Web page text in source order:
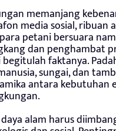
memanjang
media sosial, ribuan
petani bersuara
dan penghambat
faktanya.
sungai, dan
antara kebutuhan
alam harus